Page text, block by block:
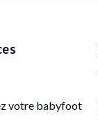
votre babyfoot